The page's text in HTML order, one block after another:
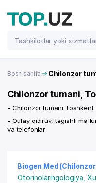
Bosh sahifa Chilonzor
Chilonzor tumani,
- Chilonzor tumani
- Qulay qidiruv, tegishli
va telefonlar
Biogen Med
Otorinolaringologiya